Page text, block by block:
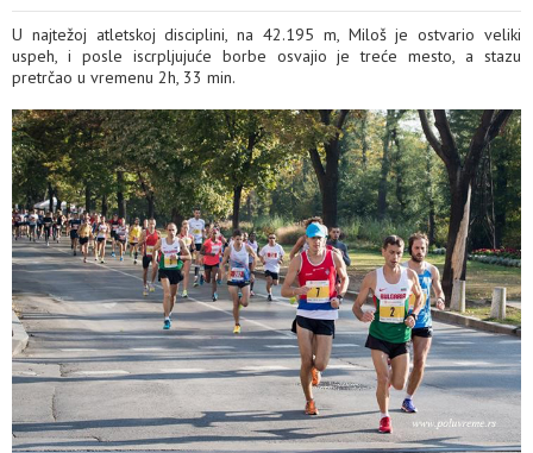
U najtežoj atletskoj disciplini, na 42.195 m, Miloš je ostvario veliki
uspeh, i posle iscrpljujuće borbe osvajio je treće mesto, a stazu
pretrčao u vremenu 2h, 33 min.